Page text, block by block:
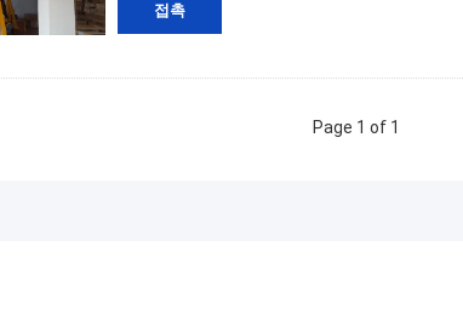
접촉
Page 1 of 1